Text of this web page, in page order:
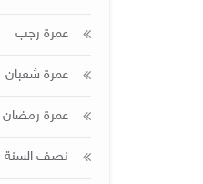
عمرة رجب
عمرة شعبان
عمرة رمضان
نصف السنة